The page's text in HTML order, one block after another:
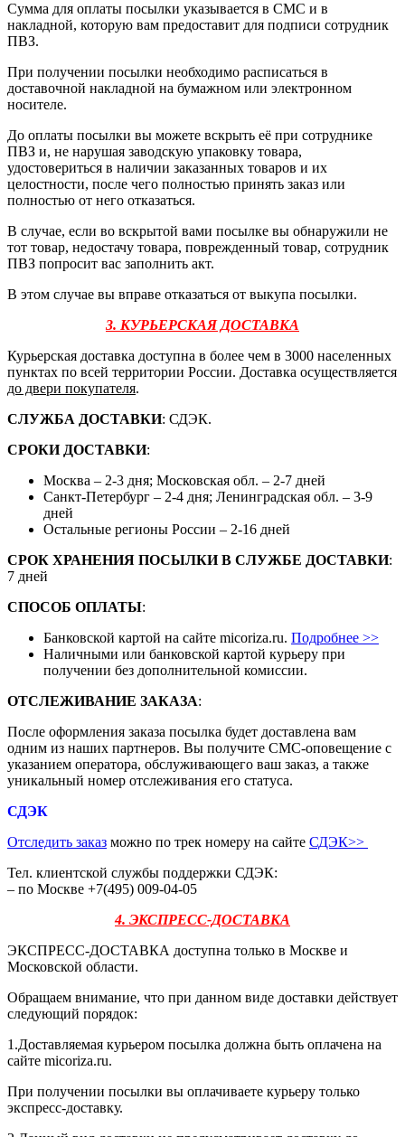
Сумма для оплаты посылки указывается в СМС и в
накладной, которую вам предоставит для подписи сотрудник
ПВЗ.
При получении посылки необходимо расписаться в
доставочной накладной на бумажном или электронном
носителе.
До оплаты посылки вы можете вскрыть её при сотруднике
ПВЗ и, не нарушая заводскую упаковку товара,
удостовериться в наличии заказанных товаров и их
целостности, после чего полностью принять заказ или
полностью от него отказаться.
В случае, если во вскрытой вами посылке вы обнаружили не
тот товар, недостачу товара, поврежденный товар, сотрудник
ПВЗ попросит вас заполнить акт.
В этом случае вы вправе отказаться от выкупа посылки.
3. КУРЬЕРСКАЯ ДОСТАВКА
Курьерская доставка доступна в более чем в 3000 населенных
пунктах по всей территории России. Доставка осуществляется
до двери покупателя.
СЛУЖБА ДОСТАВКИ: СДЭК.
СРОКИ ДОСТАВКИ:
Москва – 2-3 дня; Московская обл. – 2-7 дней
Санкт-Петербург – 2-4 дня; Ленинградская обл. – 3-9
дней
Остальные регионы России – 2-16 дней
СРОК ХРАНЕНИЯ ПОСЫЛКИ В СЛУЖБЕ ДОСТАВКИ:
7 дней
СПОСОБ ОПЛАТЫ:
Банковской картой на сайте micoriza.ru. Подробнее >>
Наличными или банковской картой курьеру при
получении без дополнительной комиссии.
ОТСЛЕЖИВАНИЕ ЗАКАЗА:
После оформления заказа посылка будет доставлена вам
одним из наших партнеров. Вы получите СМС-оповещение с
указанием оператора, обслуживающего ваш заказ, а также
уникальный номер отслеживания его статуса.
СДЭК
Отследить заказ можно по трек номеру на сайте СДЭК>>
Тел. клиентской службы поддержки СДЭК:
– по Москве +7(495) 009-04-05
4. ЭКСПРЕСС-ДОСТАВКА
ЭКСПРЕСС-ДОСТАВКА доступна только в Москве и
Московской области.
Обращаем внимание, что при данном виде доставки действует
следующий порядок:
1.Доставляемая курьером посылка должна быть оплачена на
сайте micoriza.ru.
При получении посылки вы оплачиваете курьеру только
экспресс-доставку.